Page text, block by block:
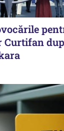
Curtifan